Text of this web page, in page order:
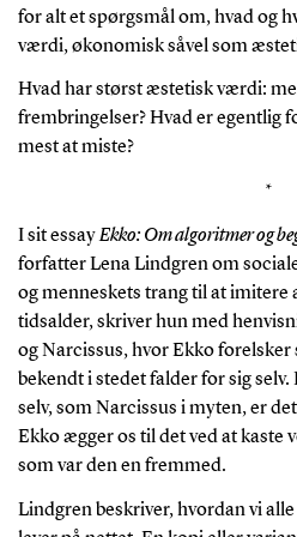
for alt et spørgsmål om, hvad og
værdi, økonomisk såvel som
Hvad har størst æstetisk værdi:
frembringelser? Hvad er egentlig
mest at miste?
*
I sit essayEkko: Om algoritmer og
forfatter Lena Lindgren om
og menneskets trang til at imitere
tidsalder, skriver hun med
og Narcissus, hvor Ekko forelsker
bekendt i stedet falder for sig selv.
selv, som Narcissus i myten, er
Ekko ægger os til det ved at kaste
som var den en fremmed.
Lindgren beskriver, hvordan vi